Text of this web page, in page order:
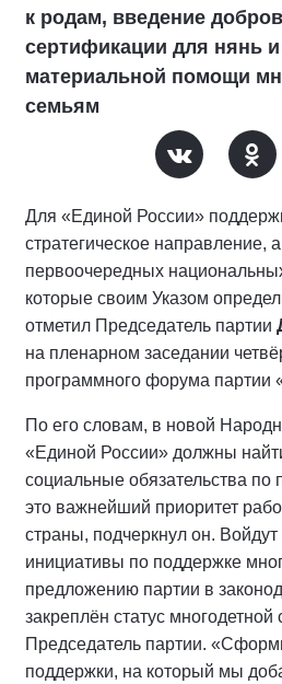
к родам, введение
сертификации для нянь
материальной помощи
семьям
Для «Единой России»
стратегическое направление,
первоочередных
которые своим Указом
отметил Председатель партии
на пленарном заседании
программного форума партии
По его словам, в новой
«Единой России» должны
социальные обязательства
это важнейший приоритет
страны, подчеркнул он. Войдут
инициативы по поддержке
предложению партии в
закреплён статус
Председатель партии.
поддержки, на который мы